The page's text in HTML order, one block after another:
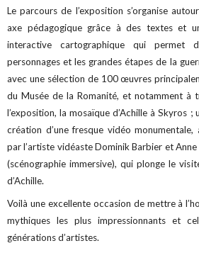
Le parcours de l’exposition s’organise
axe pédagogique grâce à des textes et
interactive cartographique qui permet
personnages et les grandes étapes de la
avec une sélection de 100 œuvres
du Musée de la Romanité, et notamment à
l’exposition, la mosaïque d’Achille à Skyros
création d’une fresque vidéo
par l’artiste vidéaste Dominik Barbier et Anne
(scénographie immersive), qui plonge le
d’Achille.
Voilà une excellente occasion de mettre à
mythiques les plus impressionnants et
générations d’artistes.